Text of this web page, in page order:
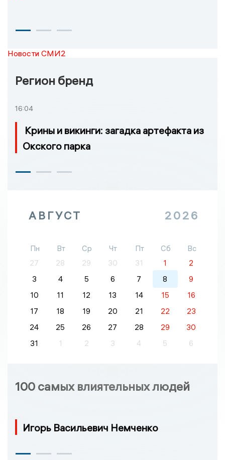
Новости СМИ2
Регион бренд
16:04
Крины и викинги: загадка артефакта из
Окского парка
АВГУСТ 2026
Пн Вт Ср Чт Пт Сб
Вс
27
28 29 30 31 1
2
3
4 5 6 7 8
9
10
11 12 13 14 15
16
17
18 19 20 21 22
23
24
25 26 27 28 29
30
31
1 2 3 4 5 6
100 самых влиятельных людей
Игорь Васильевич Немченко